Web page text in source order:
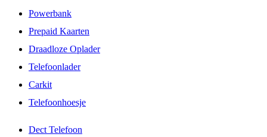
Powerbank
Prepaid Kaarten
Draadloze Oplader
Telefoonlader
Carkit
Telefoonhoesje
Dect Telefoon